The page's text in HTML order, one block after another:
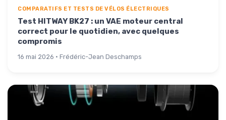
COMPARATIFS ET TESTS DE VÉLOS ÉLECTRIQUES
Test HITWAY BK27 : un VAE moteur central
correct pour le quotidien, avec quelques
compromis
16 mai 2026 · Frédéric-Jean Deschamps